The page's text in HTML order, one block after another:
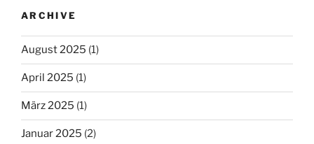
ARCHIVE
August 2025 (1)
April 2025 (1)
März 2025 (1)
Januar 2025 (2)